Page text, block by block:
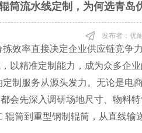
筒流水线定制，为何选青岛
发布者：优
效率直接决定企业供应链竞争
以精准定制能力，成为众多企业
制服务从源头发力。无论是电
会先深入调研场地尺寸、物料
辊筒到重型钢制辊筒，从直线输